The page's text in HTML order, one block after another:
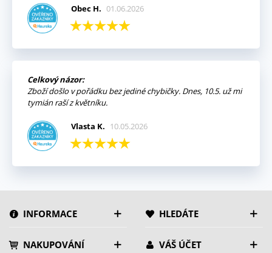
Obec H. 01.06.2026
Celkový názor:
Zboží došlo v pořádku bez jediné chybičky. Dnes, 10.5. už mi
tymián raší z květníku.
Vlasta K. 10.05.2026
INFORMACE HLEDÁTE
NAKUPOVÁNÍ VÁŠ ÚČET